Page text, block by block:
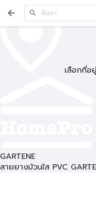
เลือกที่อ
GARTENE
สายยางม้วนใส PVC